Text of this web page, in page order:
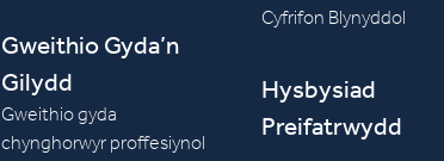
Gweithio Gyda’n
Gilydd
Gweithio gyda
chynghorwyr proffesiynol
Cyfrifon Blynyddol
Hysbysiad
Preifatrwydd